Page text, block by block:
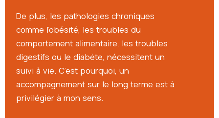
De plus, les pathologies chroniques
comme l’obésité, les troubles du
comportement alimentaire, les troubles
digestifs ou le diabète, nécessitent un
suivi à vie. C’est pourquoi, un
accompagnement sur le long terme est à
privilégier à mon sens.